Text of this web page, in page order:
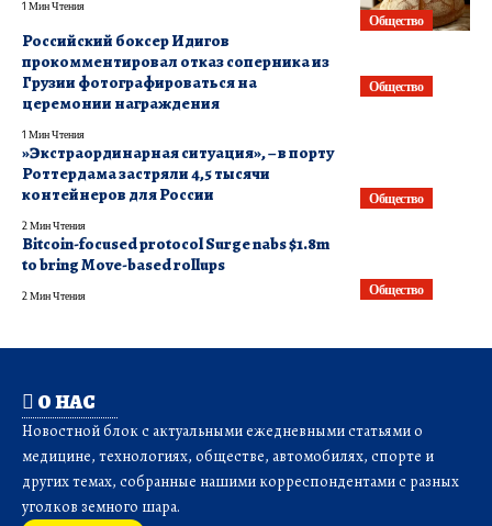
Общество
1 Мин Чтения
Общество
Российский боксер Идигов
прокомментировал отказ соперника из
Грузии фотографироваться на
церемонии награждения
1 Мин Чтения
Общество
​»Экстраординарная ситуация», – в порту
Роттердама застряли 4,5 тысячи
контейнеров для России
2 Мин Чтения
Общество
Bitcoin-focused protocol Surge nabs $1.8m
to bring Move-based rollups
2 Мин Чтения
О НАС
Новостной блок с актуальными ежедневными статьями о
медицине, технологиях, обществе, автомобилях, спорте и
других темах, собранные нашими корреспондентами с разных
уголков земного шара.